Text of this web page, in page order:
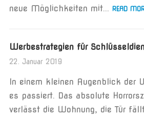
neue Möglichkeiten mit... READ
Werbestrategien für
22. Januar 2019
In einem kleinen Augenblick der
es passiert. Das absolute
verlässt die Wohnung, die Tür